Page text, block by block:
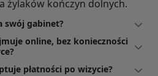
żylaków kończyn dolnych.
swój gabinet?
online, bez konieczności
płatności po wizycie?